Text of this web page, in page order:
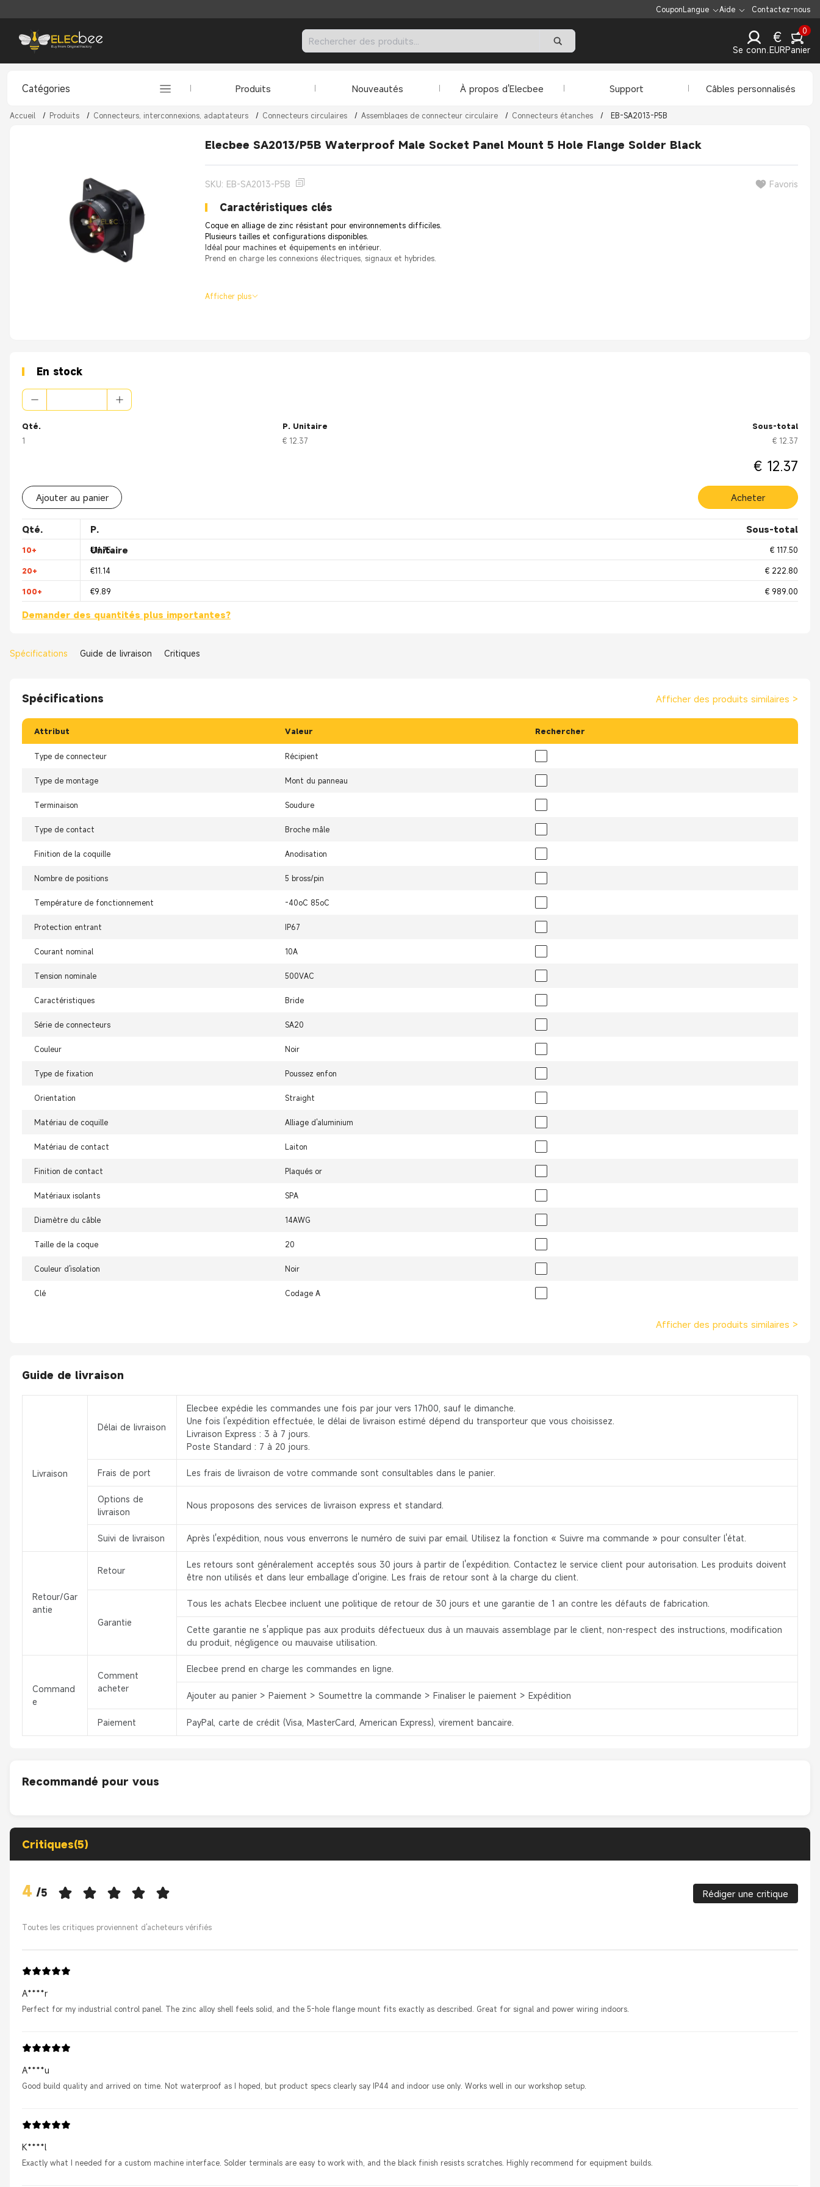
CouponLangue Aide Contactez-nous
Se connecter
€
EUR
0
Panier
Catégories Produits Nouveautés À propos d'Elecbee Support Câbles personnalisés
Accueil / Produits / Connecteurs, interconnexions, adaptateurs / Connecteurs circulaires / Assemblages de connecteur circulaire / Connecteurs étanches / EB-SA2013-P5B
Elecbee SA2013/P5B Waterproof Male Socket Panel Mount 5 Hole Flange Solder Black
SKU: EB-SA2013-P5B Favoris
Caractéristiques clés
Coque en alliage de zinc résistant pour environnements difficiles.
Plusieurs tailles et configurations disponibles.
Idéal pour machines et équipements en intérieur.
Prend en charge les connexions électriques, signaux et hybrides.
Afficher plus
En stock
Qté.
1
P. Unitaire
€ 12.37
Sous-total
€ 12.37
€ 12.37
Ajouter au panier Acheter
Qté.
P.
Unitaire
Sous-total
10+ €11.75 € 117.50
20+ €11.14 € 222.80
100+ €9.89 € 989.00
Demander des quantités plus importantes?
Spécifications Guide de livraison Critiques
Spécifications Afficher des produits similaires >
Attribut Valeur Rechercher
Type de connecteur Récipient
Type de montage Mont du panneau
Terminaison Soudure
Type de contact Broche mâle
Finition de la coquille Anodisation
Nombre de positions 5 bross/pin
Température de fonctionnement -40oC 85oC
Protection entrant IP67
Courant nominal 10A
Tension nominale 500VAC
Caractéristiques Bride
Série de connecteurs SA20
Couleur Noir
Type de fixation Poussez enfon
Orientation Straight
Matériau de coquille Alliage d'aluminium
Matériau de contact Laiton
Finition de contact Plaqués or
Matériaux isolants SPA
Diamètre du câble 14AWG
Taille de la coque 20
Couleur d'isolation Noir
Clé Codage A
Afficher des produits similaires >
Guide de livraison
Livraison
Délai de livraison
Elecbee expédie les commandes une fois par jour vers 17h00, sauf le dimanche.
Une fois l'expédition effectuée, le délai de livraison estimé dépend du transporteur que vous choisissez.
Livraison Express : 3 à 7 jours.
Poste Standard : 7 à 20 jours.
Frais de port Les frais de livraison de votre commande sont consultables dans le panier.
Options de
livraison
Nous proposons des services de livraison express et standard.
Suivi de livraison Après l'expédition, nous vous enverrons le numéro de suivi par email. Utilisez la fonction « Suivre ma commande » pour consulter l'état.
Retour/Gar
antie
Retour
Les retours sont généralement acceptés sous 30 jours à partir de l'expédition. Contactez le service client pour autorisation. Les produits doivent
être non utilisés et dans leur emballage d'origine. Les frais de retour sont à la charge du client.
Garantie
Tous les achats Elecbee incluent une politique de retour de 30 jours et une garantie de 1 an contre les défauts de fabrication.
Cette garantie ne s'applique pas aux produits défectueux dus à un mauvais assemblage par le client, non-respect des instructions, modification
du produit, négligence ou mauvaise utilisation.
Command
e
Comment
acheter
Elecbee prend en charge les commandes en ligne.
Ajouter au panier > Paiement > Soumettre la commande > Finaliser le paiement > Expédition
Paiement PayPal, carte de crédit (Visa, MasterCard, American Express), virement bancaire.
Recommandé pour vous
Critiques(5)
4 /5 Rédiger une critique
Toutes les critiques proviennent d'acheteurs vérifiés
A****r
Perfect for my industrial control panel. The zinc alloy shell feels solid, and the 5-hole flange mount fits exactly as described. Great for signal and power wiring indoors.
A****u
Good build quality and arrived on time. Not waterproof as I hoped, but product specs clearly say IP44 and indoor use only. Works well in our workshop setup.
K****l
Exactly what I needed for a custom machine interface. Solder terminals are easy to work with, and the black finish resists scratches. Highly recommend for equipment builds.